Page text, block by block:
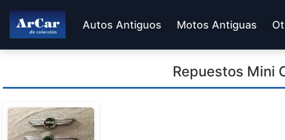
Autos Antiguos Motos Antiguas
Repuestos Mini